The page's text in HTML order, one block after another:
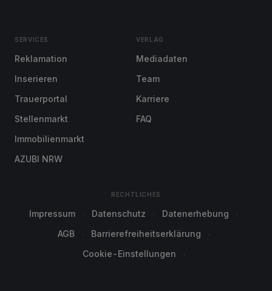
SERVICES
Reklamation
Inserieren
Trauerportal
Stellenmarkt
Immobilienmarkt
AZUBI NRW
VERLAG
Mediadaten
Team
Karriere
FAQ
RECHTLICHES
Impressum Datenschutz
Datenerhebung
AGB
Barrierefreiheitserklärung
Cookie-Einstellungen